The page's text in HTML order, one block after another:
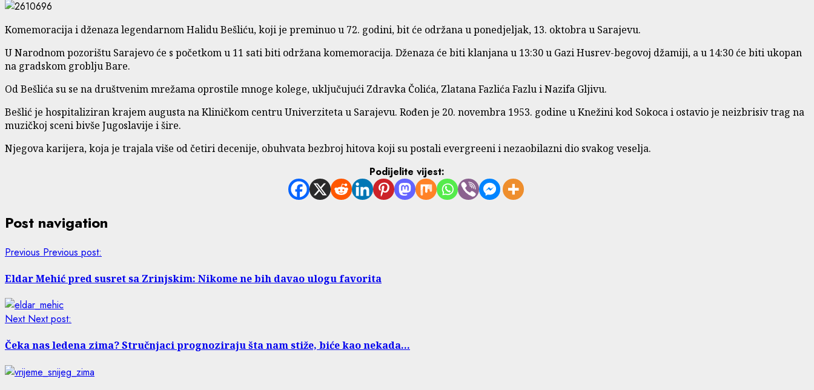
Komemoracija i dženaza legendarnom Halidu Bešliću, koji je preminuo u 72. godini, bit će održana u ponedjeljak, 13. oktobra u Sarajevu.
U Narodnom pozorištu Sarajevo će s početkom u 11 sati biti održana komemoracija. Dženaza će biti klanjana u 13:30 u Gazi Husrev-begovoj džamiji, a u 14:30 će biti ukopan
na gradskom groblju Bare.
Od Bešlića su se na društvenim mrežama oprostile mnoge kolege, uključujući Zdravka Čolića, Zlatana Fazlića Fazlu i Nazifa Gljivu.
Bešlić je hospitaliziran krajem augusta na Kliničkom centru Univerziteta u Sarajevu. Rođen je 20. novembra 1953. godine u Knežini kod Sokoca i ostavio je neizbrisiv trag na
muzičkoj sceni bivše Jugoslavije i šire.
Njegova karijera, koja je trajala više od četiri decenije, obuhvata bezbroj hitova koji su postali evergreeni i nezaobilazni dio svakog veselja.
Podijelite vijest:
Post navigation
Previous Previous post:
Eldar Mehić pred susret sa Zrinjskim: Nikome ne bih davao ulogu favorita
Next Next post:
Čeka nas ledena zima? Stručnjaci prognoziraju šta nam stiže, biće kao nekada…